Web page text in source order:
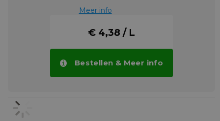
Meer info
€ 4,38 / L
Bestellen & Meer info